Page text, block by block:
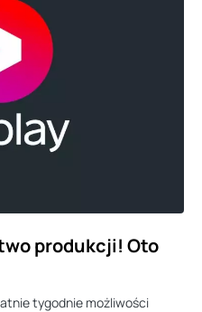
produkcji! Oto
tygodnie możliwości